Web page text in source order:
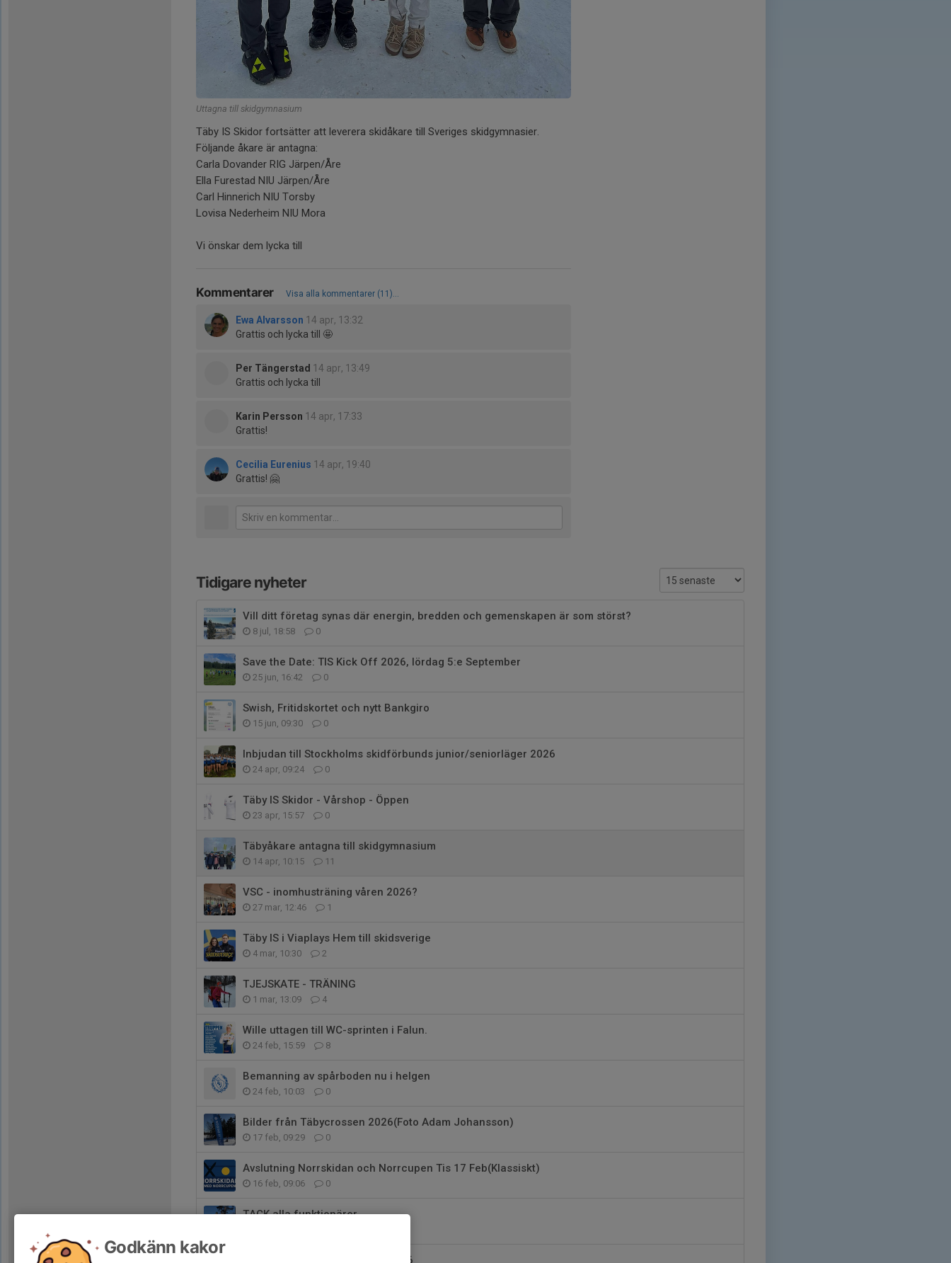
Uttagna till skidgymnasium
Täby IS Skidor fortsätter att leverera skidåkare till Sveriges skidgymnasier.
Följande åkare är antagna:
Carla Dovander RIG Järpen/Åre
Ella Furestad NIU Järpen/Åre
Carl Hinnerich NIU Torsby
Lovisa Nederheim NIU Mora
Vi önskar dem lycka till
Kommentarer Visa alla kommentarer (11)...
Ewa Alvarsson 14 apr, 13:32
Grattis och lycka till 🤩
Per Tängerstad 14 apr, 13:49
Grattis och lycka till
Karin Persson 14 apr, 17:33
Grattis!
Cecilia Eurenius 14 apr, 19:40
Grattis! 🤗
Tidigare nyheter
Vill ditt företag synas där energin, bredden och gemenskapen är som störst?
8 jul, 18:58 0
Save the Date: TIS Kick Off 2026, lördag 5:e September
25 jun, 16:42 0
Swish, Fritidskortet och nytt Bankgiro
15 jun, 09:30 0
Inbjudan till Stockholms skidförbunds junior/seniorläger 2026
24 apr, 09:24 0
Täby IS Skidor - Vårshop - Öppen
23 apr, 15:57 0
Täbyåkare antagna till skidgymnasium
14 apr, 10:15 11
VSC - inomhusträning våren 2026?
27 mar, 12:46 1
Täby IS i Viaplays Hem till skidsverige
4 mar, 10:30 2
TJEJSKATE - TRÄNING
1 mar, 13:09 4
Wille uttagen till WC-sprinten i Falun.
24 feb, 15:59 8
Bemanning av spårboden nu i helgen
24 feb, 10:03 0
Bilder från Täbycrossen 2026(Foto Adam Johansson)
17 feb, 09:29 0
Avslutning Norrskidan och Norrcupen Tis 17 Feb(Klassiskt)
16 feb, 09:06 0
TACK alla funktionärer
Godkänn kakor